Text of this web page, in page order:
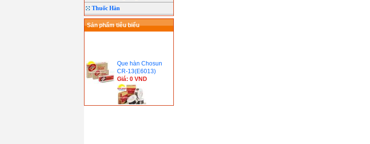
Thuốc Hàn
Sản phẩm tiêu biểu
Que hàn Chosun
CR-13(E6013)
Giá: 0 VND